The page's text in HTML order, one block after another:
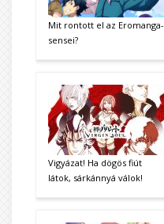
Mit rontott el az Eromanga-
sensei?
Vigyázat! Ha dögös fiút
látok, sárkánnyá válok!